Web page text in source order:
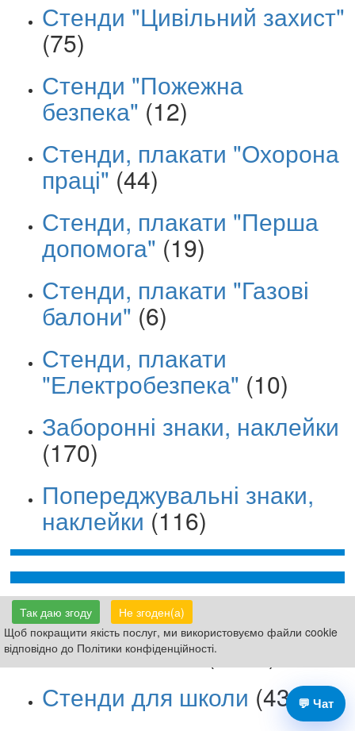
Так даю згоду
Не згоден(а)
Щоб покращити якість послуг, ми використовуємо файли cookie
відповідно до Політики конфіденційності.
Стенди "Цивільний захист"
(75)
Стенди "Пожежна
безпека" (12)
Стенди, плакати "Охорона
праці" (44)
Стенди, плакати "Перша
допомога" (19)
Стенди, плакати "Газові
балони" (6)
Стенди, плакати
"Електробезпека" (10)
Заборонні знаки, наклейки
(170)
Попереджувальні знаки,
наклейки (116)
Таблички Вивіски
Знаки безпеки(3151)
Стенди для школи (4399)
💬 Чат